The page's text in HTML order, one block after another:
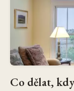
Co dělat,